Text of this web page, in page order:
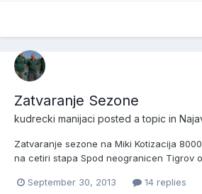
Zatvaranje Sezone
kudrecki manijaci posted a topic in
Zatvaranje sezone na Miki Kotizacija
na cetiri stapa Spod neogranicen Tigrov
0653333282
September 30, 2013 14 replies